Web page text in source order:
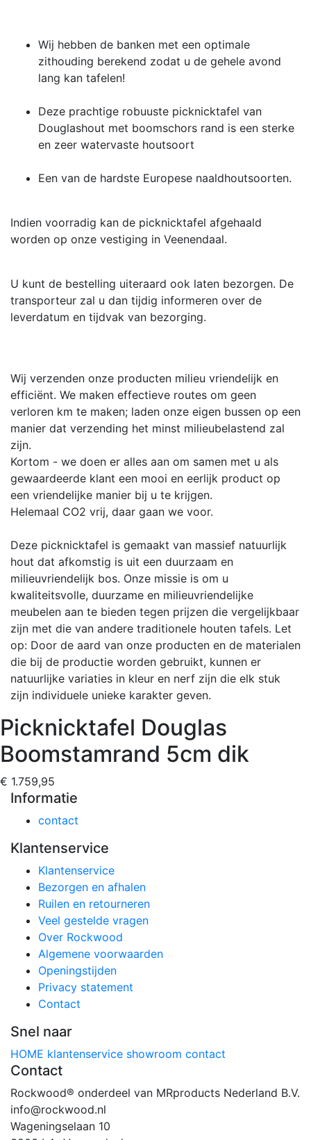
Wij hebben de banken met een optimale
zithouding berekend zodat u de gehele avond
lang kan tafelen!
Deze prachtige robuuste picknicktafel van
Douglashout met boomschors rand is een sterke
en zeer watervaste houtsoort
Een van de hardste Europese naaldhoutsoorten.
Indien voorradig kan de picknicktafel afgehaald
worden op onze vestiging in Veenendaal.
U kunt de bestelling uiteraard ook laten bezorgen. De
transporteur zal u dan tijdig informeren over de
leverdatum en tijdvak van bezorging.
Wij verzenden onze producten milieu vriendelijk en
efficiënt. We maken effectieve routes om geen
verloren km te maken; laden onze eigen bussen op een
manier dat verzending het minst milieubelastend zal
zijn.
Kortom - we doen er alles aan om samen met u als
gewaardeerde klant een mooi en eerlijk product op
een vriendelijke manier bij u te krijgen.
Helemaal CO2 vrij, daar gaan we voor.
Deze picknicktafel is gemaakt van massief natuurlijk
hout dat afkomstig is uit een duurzaam en
milieuvriendelijk bos. Onze missie is om u
kwaliteitsvolle, duurzame en milieuvriendelijke
meubelen aan te bieden tegen prijzen die vergelijkbaar
zijn met die van andere traditionele houten tafels. Let
op: Door de aard van onze producten en de materialen
die bij de productie worden gebruikt, kunnen er
natuurlijke variaties in kleur en nerf zijn die elk stuk
zijn individuele unieke karakter geven.
Picknicktafel Douglas
Boomstamrand 5cm dik
€ 1.759,95
Informatie
contact
Klantenservice
Klantenservice
Bezorgen en afhalen
Ruilen en retourneren
Veel gestelde vragen
Over Rockwood
Algemene voorwaarden
Openingstijden
Privacy statement
Contact
Snel naar
HOME klantenservice showroom contact
Contact
Rockwood® onderdeel van MRproducts Nederland B.V.
info@rockwood.nl
Wageningselaan 10